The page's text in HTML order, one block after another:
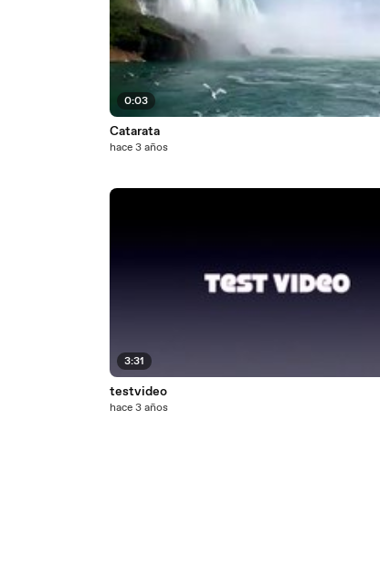
0:03
Catarata
hace 3 años
3:31
testvideo
hace 3 años